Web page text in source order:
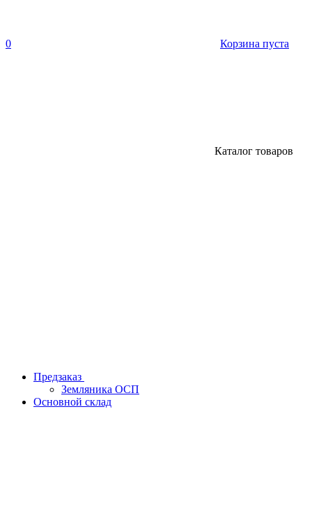
0 Корзина пуста
Каталог товаров
Предзаказ
Земляника ОСП
Основной склад